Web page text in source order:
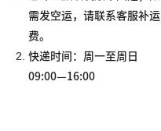
需发空运，请联系客服补运
费。
2. 快递时间：周一至周日
09:00—16:00